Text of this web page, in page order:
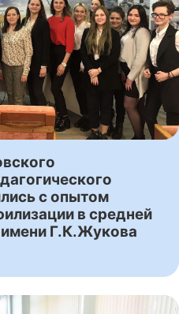
с опытом
в средней
Г.К.Жукова